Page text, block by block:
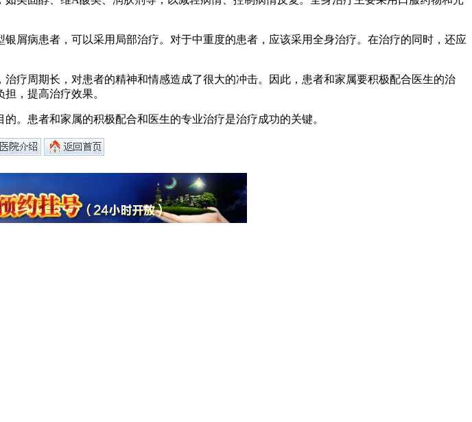
屑病患者，可以采用局部治疗。对于中重度的患者，应该采用全身治疗。在治疗的同时，还应
疗周期长，对患者的精神和情感造成了很大的冲击。因此，患者和家属要积极配合医生的治
，提高治疗效果。
。患者和家属的积极配合和医生的专业治疗是治疗成功的关键。